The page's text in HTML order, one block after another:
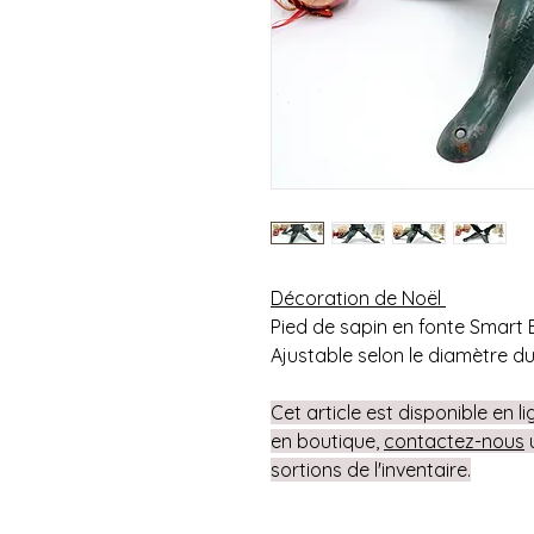
Décoration de Noël
Pied de sapin en fonte Smart
Ajustable selon le diamètre
Cet article est disponible en
en boutique, contactez-nous
sortions de l'inventaire.